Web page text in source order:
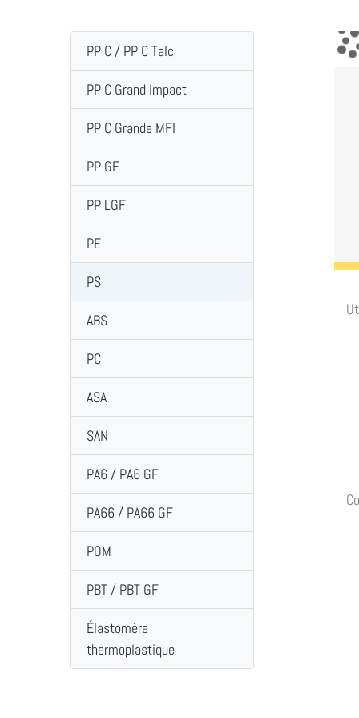
PP C / PP C Talc
PP C Grand Impact
PP C Grande MFI
PP GF
PP LGF
PE
PS
ABS
PC
ASA
SAN
PA6 / PA6 GF
PA66 / PA66 GF
POM
PBT / PBT GF
Élastomère
thermoplastique